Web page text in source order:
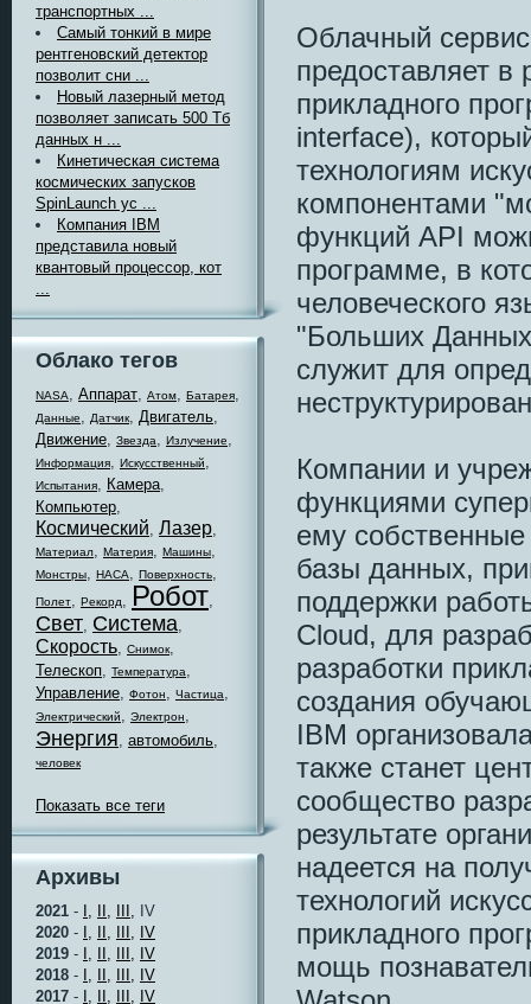
транспортных ...
Самый тонкий в мире
рентгеновский детектор
позволит сни ...
Новый лазерный метод
позволяет записать 500 Тб
данных н ...
Кинетическая система
космических запусков
SpinLaunch ус ...
Компания IBM
представила новый
квантовый процессор, кот
...
Облако тегов
NASA, Аппарат, Атом, Батарея,
Данные, Датчик, Двигатель,
Движение, Звезда, Излучение,
Информация, Искусственный,
Испытания, Камера,
Компьютер,
Космический, Лазер,
Материал, Материя, Машины,
Монстры, НАСА, Поверхность,
Полет, Рекорд, Робот,
Свет, Система,
Скорость, Снимок,
Телескоп, Температура,
Управление, Фотон, Частица,
Электрический, Электрон,
Энергия, автомобиль,
человек
Показать все теги
Архивы
2021 - I, II, III, IV
2020 - I, II, III, IV
2019 - I, II, III, IV
2018 - I, II, III, IV
2017 - I, II, III, IV
Облачный
предоставляет в
прикладного
interface),
технологиям
компонентами
функций API
программе, в
человеческого
"Больших
служит для
Компании и
функциями
ему
базы данных,
поддержки
Cloud, для
разработки
создания
IBM
также станет
сообщество
результате
надеется на
технологий
прикладного
мощь